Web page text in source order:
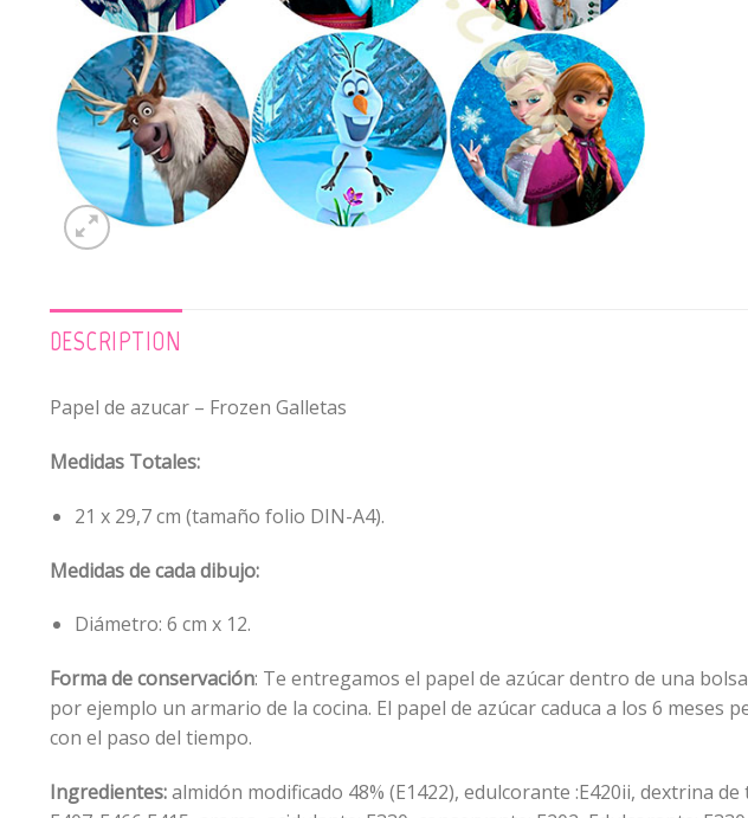
DESCRIPTION
Papel de azucar – Frozen Galletas
Medidas Totales:
21 x 29,7 cm (tamaño folio DIN-A4).
Medidas de cada dibujo:
Diámetro: 6 cm x 12.
Forma de conservación: Te entregamos el papel de azúcar dentro de una
por ejemplo un armario de la cocina. El papel de azúcar caduca a los 6
con el paso del tiempo.
Ingredientes:almidón modificado 48% (E1422), edulcorante :E420ii, dextrina